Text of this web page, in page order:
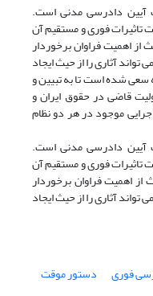
آیین دادرسی مدنی است.
تاثیرات فوری و مستقیم آن
از اهمیت فراوان برخوردار
آثاری را از حیث ایجاد
سعی شده است تا به تبیین و
قاضی در حقوق ایران و
موجود در هر دو نظام
آیین دادرسی مدنی است.
تاثیرات فوری و مستقیم آن
اهمیت فراوان برخوردار
آثاری را از حیث ایجاد
فوری دستور موقت